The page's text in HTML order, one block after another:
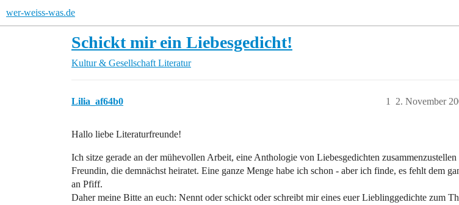
wer-weiss-was.de
Schickt mir ein Liebesgedicht!
Kultur & Gesellschaft Literatur
Lilia_af64b0 2. November
1
Hallo liebe Literaturfreunde!
Ich sitze gerade an der mühevollen Arbeit, eine Anthologie von Liebesgedichten
Freundin, die demnächst heiratet. Eine ganze Menge habe ich schon - aber ich finde, es fehlt dem
an Pfiff.
Daher meine Bitte an euch: Nennt oder schickt oder schreibt mir eines euer Lieblinggedichte zum